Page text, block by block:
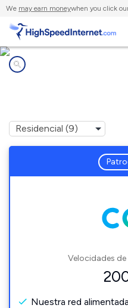
We may earn moneywhen you click
Velocidades
Nuestra red